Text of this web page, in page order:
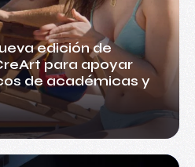
edición de
para apoyar
de académicas y